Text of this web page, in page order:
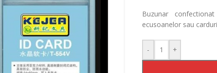
Buzunar
ecusoanelor sau
- +